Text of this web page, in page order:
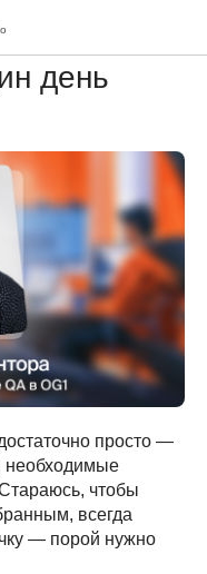
день
просто —
необходимые
чтобы
всегда
— порой нужно